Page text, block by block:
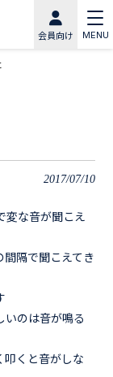
会員向け MENU
2017/07/10
変な音が聞こえ
間隔で聞こえてき
いのは音が鳴る
叩くと音がしな